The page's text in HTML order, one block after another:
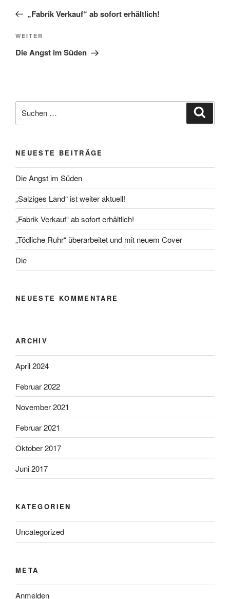
Beitrag„Fabrik Verkauf“ ab sofort erhältlich!
Nächster
Beitrag
WEITER
Die Angst im Süden
nach:
NEUESTE BEITRÄGE
Die Angst im Süden
„Salziges Land“ ist weiter aktuell!
„Fabrik Verkauf“ ab sofort erhältlich!
„Tödliche Ruhr“ überarbeitet und mit neuem Cover
Die
NEUESTE KOMMENTARE
ARCHIV
April 2024
Februar 2022
November 2021
Februar 2021
Oktober 2017
Juni 2017
KATEGORIEN
Uncategorized
META
Anmelden